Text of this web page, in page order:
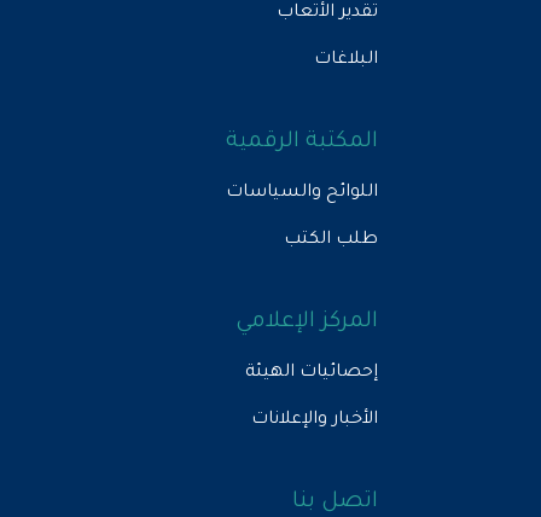
تقدير الأتعاب
البلاغات
المكتبة الرقمية
اللوائح والسياسات
طلب الكتب
المركز الإعلامي
إحصائيات الهيئة
الأخبار والإعلانات
اتصل بنا